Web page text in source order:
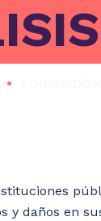
•
y daños en